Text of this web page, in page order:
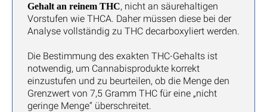
Gehalt an reinem THC, nicht an säurehaltigen
Vorstufen wie THCA. Daher müssen diese bei der
Analyse vollständig zu THC decarboxyliert werden.
Die Bestimmung des exakten THC-Gehalts ist
notwendig, um Cannabisprodukte korrekt
einzustufen und zu beurteilen, ob die Menge den
Grenzwert von 7,5 Gramm THC für eine „nicht
geringe Menge“ überschreitet.